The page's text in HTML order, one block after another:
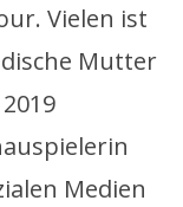
Vielen ist
Mutter
Medien